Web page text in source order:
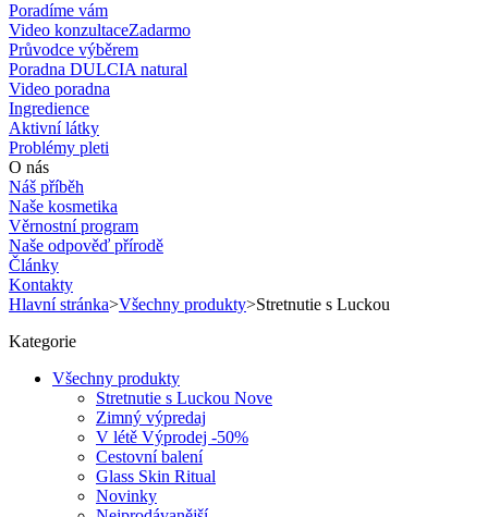
Poradíme vám
Video konzultaceZadarmo
Průvodce výběrem
Poradna DULCIA natural
Video poradna
Ingredience
Aktivní látky
Problémy pleti
O nás
Náš příběh
Naše kosmetika
Věrnostní program
Naše odpověď přírodě
Články
Kontakty
Hlavní stránka>Všechny produkty>Stretnutie s Luckou
Kategorie
Všechny produkty
Stretnutie s Luckou Nove
Zimný výpredaj
V létě Výprodej -50%
Cestovní balení
Glass Skin Ritual
Novinky